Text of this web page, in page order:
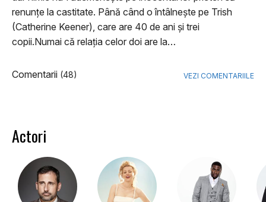
renunțe la castitate. Până când o întâlnește pe Trish
(Catherine Keener), care are 40 de ani și trei
copii.Numai că relația celor doi are la…
Comentarii (48) VEZI COMENTARIILE
Actori